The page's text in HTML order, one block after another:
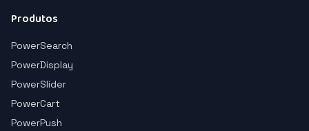
Produtos
PowerSearch
PowerDisplay
PowerSlider
PowerCart
PowerPush